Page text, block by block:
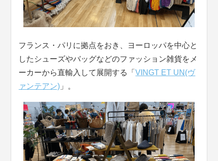
フランス・パリに拠点をおき、ヨーロッパを中心と
したシューズやバッグなどのファッション雑貨をメ
ーカーから直輸入して展開する「VINGT ET UN(ヴ
ァンテアン) 」。